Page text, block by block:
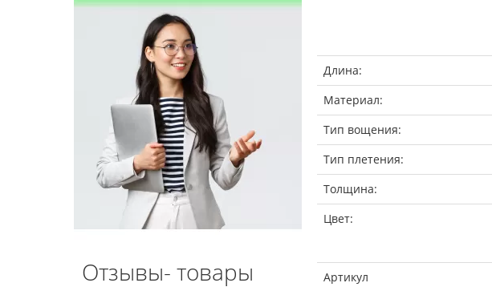
Отзывы- товары
Длина:
Материал:
Тип вощения:
Тип плетения:
Толщина:
Цвет:
Артикул